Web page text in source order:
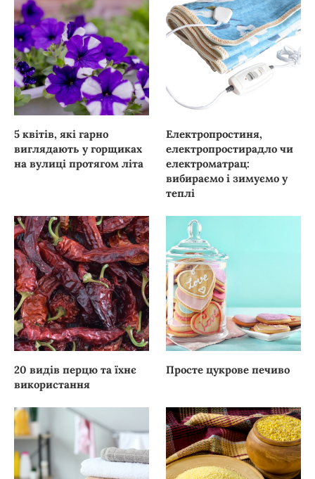
5 квітів, які гарно
виглядають у горщиках
на вулиці протягом літа
Електропростиня,
електропростирадло чи
електроматрац:
вибираємо і зимуємо у
теплі
20 видів перцю та їхнє
використання
Просте цукрове печиво